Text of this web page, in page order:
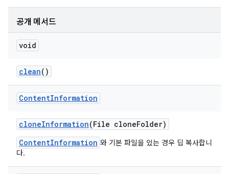
공개 메서드
void
clean()
ContentInformation
cloneInformation(File cloneFolder)
ContentInformation 와 기본 파일을 있는 경우 딥 복사합니
다.